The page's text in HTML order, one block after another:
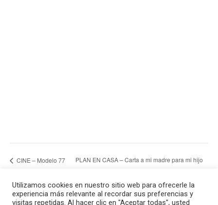
CINE – Modelo 77 PLAN EN CASA – Carta a mi madre para mi hijo
Utilizamos cookies en nuestro sitio web para ofrecerle la
experiencia más relevante al recordar sus preferencias y
visitas repetidas. Al hacer clic en "Aceptar todas", usted